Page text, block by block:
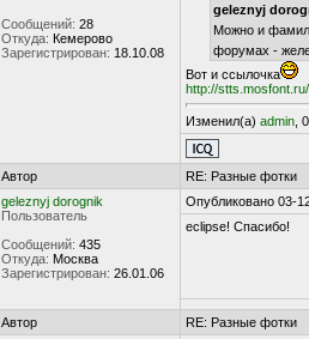
Сообщений: 28
Откуда: Кемерово
Зарегистрирован: 18.10.08
geleznyj
Можно и
форумах -
Вот и ссылочка
http://
Изменил(а) admin ,
Автор
RE: Разные фотки
geleznyj dorognik
Пользователь
Сообщений: 435
Откуда: Москва
Зарегистрирован: 26.01.06
Опубликовано 03-
eclipse! Спасибо!
Автор
RE: Разные фотки